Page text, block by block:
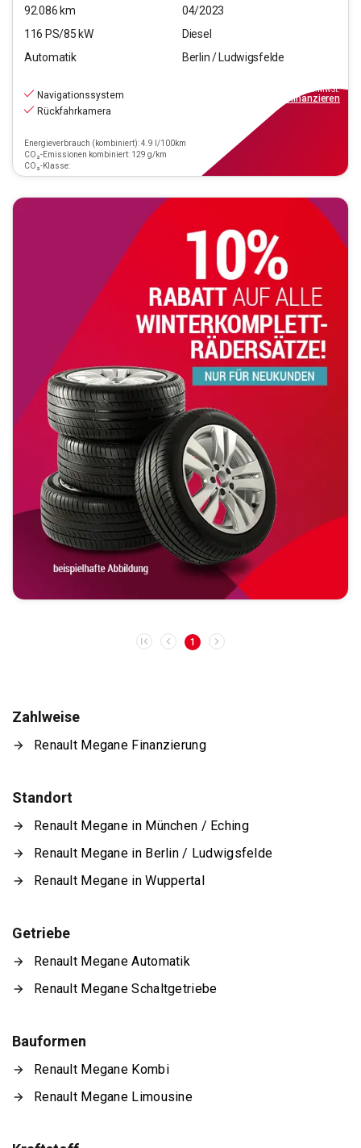
92.086 km
04/2023
116 PS/85 kW
Diesel
Automatik
Berlin / Ludwigsfelde
Navigationssystem
Rückfahrkamera
Energieverbrauch (kombiniert): 4.9 l/100km
CO₂-Emissionen kombiniert: 129 g/km
CO₂-Klasse:
inkl.MwSt.
finanzieren
1
Zahlweise
Renault Megane Finanzierung
Standort
Renault Megane in München / Eching
Renault Megane in Berlin / Ludwigsfelde
Renault Megane in Wuppertal
Getriebe
Renault Megane Automatik
Renault Megane Schaltgetriebe
Bauformen
Renault Megane Kombi
Renault Megane Limousine